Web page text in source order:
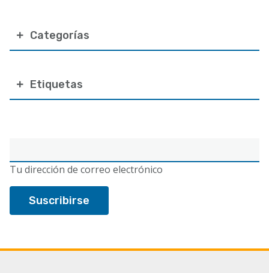
electrónico
Tu dirección de correo electrónico
Categorías
Etiquetas